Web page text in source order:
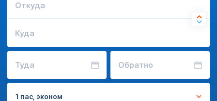
Откуда
Куда
Туда Обратно
1 пас, эконом